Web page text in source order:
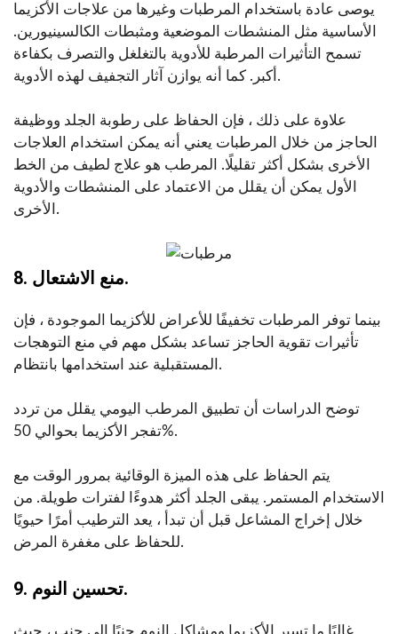
يوصى عادة باستخدام المرطبات وغيرها من علاجات الأكزيما
الأساسية مثل المنشطات الموضعية ومثبطات الكالسينيورين.
تسمح التأثيرات المرطبة للأدوية بالتغلغل والتصرف بكفاءة
أكبر. كما أنه يوازن آثار التجفيف لهذه الأدوية.
علاوة على ذلك ، فإن الحفاظ على رطوبة الجلد ووظيفة
الحاجز من خلال المرطبات يعني أنه يمكن استخدام العلاجات
الأخرى بشكل أكثر تقليلًا. المرطب هو علاج لطيف من الخط
الأول يمكن أن يقلل من الاعتماد على المنشطات والأدوية
الأخرى.
8. منع الاشتعال.
بينما توفر المرطبات تخفيفًا للأعراض للأكزيما الموجودة ، فإن
تأثيرات تقوية الحاجز تساعد بشكل مهم في منع التوهجات
المستقبلية عند استخدامها بانتظام.
توضح الدراسات أن تطبيق المرطب اليومي يقلل من تردد
تفجر الأكزيما بحوالي 50%.
يتم الحفاظ على هذه الميزة الوقائية بمرور الوقت مع
الاستخدام المستمر. يبقى الجلد أكثر هدوءًا لفترات طويلة. من
خلال إخراج المشاعل قبل أن تبدأ ، يعد الترطيب أمرًا حيويًا
للحفاظ على مغفرة المرض.
9. تحسين النوم.
غالبًا ما تسير الأكزيما ومشاكل النوم جنبًا إلى جنب ، حيث